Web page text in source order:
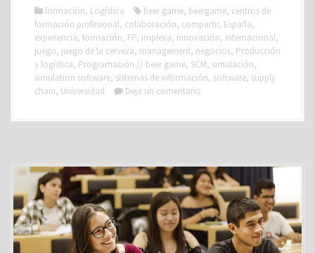
formación, Logística beer game, beergame, centros de
formación profesional, colaboración, compartir, España,
experiencia, formación, FP, implexa, innovación, internacional,
juego, juego de la cerveza, management, negocios, Producción
y logística, Programación // beer game, SCM, simulación,
simulation software, sistemas de información, software, supply
chain, Universidad Deja un comentario